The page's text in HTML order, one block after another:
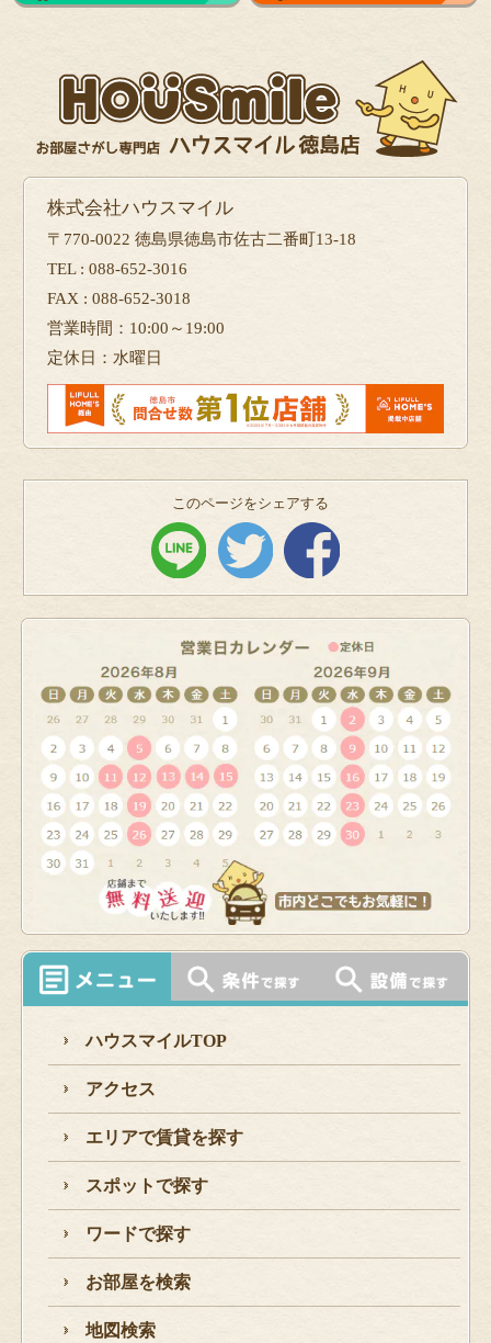
株式会社ハウスマイル
〒770-0022 徳島県徳島市佐古二番町13-18
TEL : 088-652-3016
FAX : 088-652-3018
営業時間：10:00～19:00
定休日：水曜日
このページをシェアする
ハウスマイルTOP
アクセス
エリアで賃貸を探す
スポットで探す
ワードで探す
お部屋を検索
地図検索